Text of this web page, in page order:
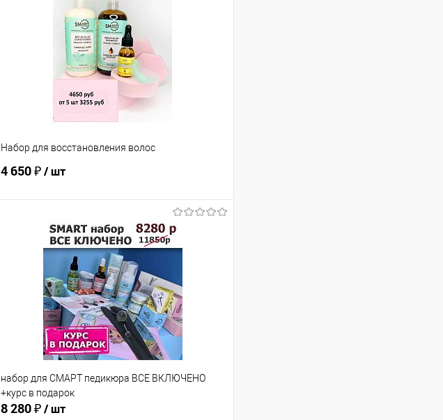
Набор для восстановления волос
4 650 ₽/ шт
Ожидаем поступления
В избранное
Недоступно
oil formula -питание и зеркальный блеск
organic formula - восстановление поврежденных
набор для СМАРТ педикюра ВСЕ ВКЛЮЧЕНО
+курс в подарок
8 280 ₽/ шт